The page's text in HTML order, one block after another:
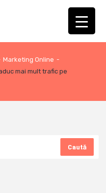
Marketing Online -
mai mult trafic pe
Caută